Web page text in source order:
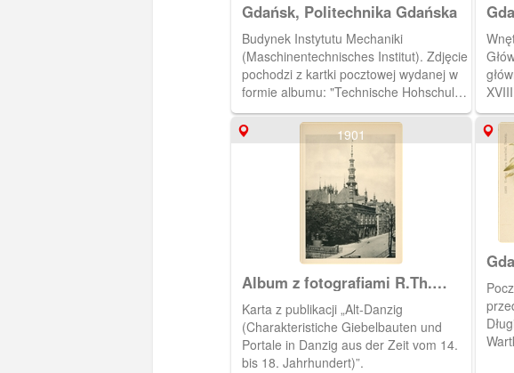
Gdańsk, Politechnika Gdańska
Budynek Instytutu Mechaniki
(Maschinentechnisches Institut). Zdjęcie
pochodzi z kartki pocztowej wydanej w
formie albumu: "Technische Hohschule,
Danzig". Kartka zrobiona jest z twardej
tektury, z wykrojonym w centralnej
części okienkiem. Po otwarciu okienka
wyjmuje się mały album (wym.: szer. 8
cm, wys. 6 cm) złożony w harmonijkę.
1901
Album z fotografiami R.Th.
Kuhna
Karta z publikacji „Alt-Danzig
(Charakteristiche Giebelbauten und
Portale in Danzig aus der Zeit vom 14.
bis 18. Jahrhundert)”.